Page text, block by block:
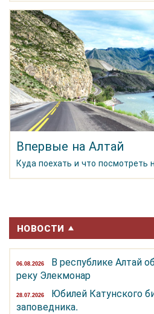
Впервые на Алтай
Куда поехать и что посмотреть
НОВОСТИ
06.08.2026
В республике Алтай
реку Элекмонар
28.07.2026
Юбилей Катунского
заповедника.